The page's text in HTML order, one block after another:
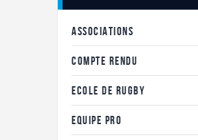
ASSOCIATIONS
COMPTE RENDU
ECOLE DE RUGBY
EQUIPE PRO